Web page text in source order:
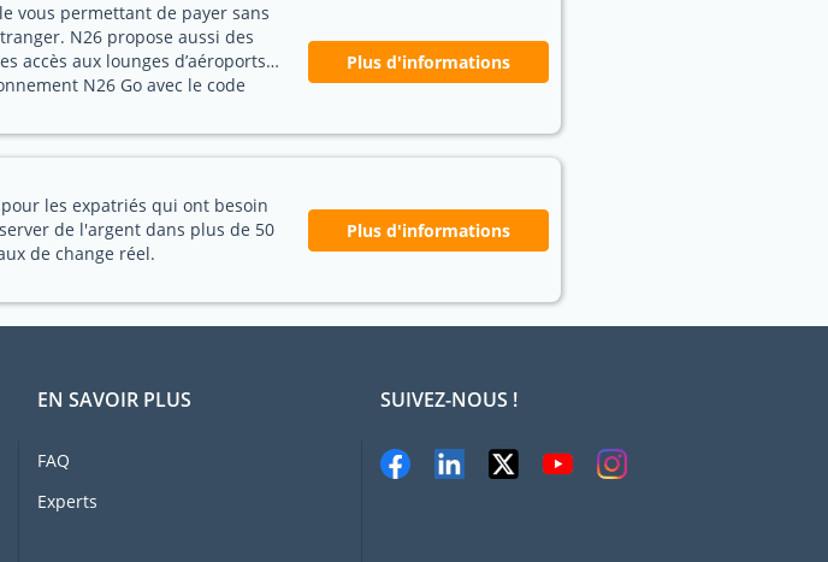
vous permettant de payer sans
N26 propose aussi des
accès aux lounges d’aéroports…
N26 Go avec le code
Plus d'informations
les expatriés qui ont besoin
de l'argent dans plus de 50
de change réel.
Plus d'informations
EN SAVOIR PLUS
FAQ
Experts
SUIVEZ-NOUS !